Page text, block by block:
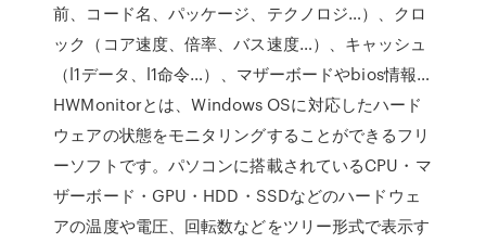
前、コード名、パッケージ、テクノロジ…）、クロ
ック（コア速度、倍率、バス速度…）、キャッシュ
（l1データ、l1命令…）、マザーボードやbios情報…
HWMonitorとは、Windows OSに対応したハード
ウェアの状態をモニタリングすることができるフリ
ーソフトです。パソコンに搭載されているCPU・マ
ザーボード・GPU・HDD・SSDなどのハードウェ
アの温度や電圧、回転数などをツリー形式で表示す